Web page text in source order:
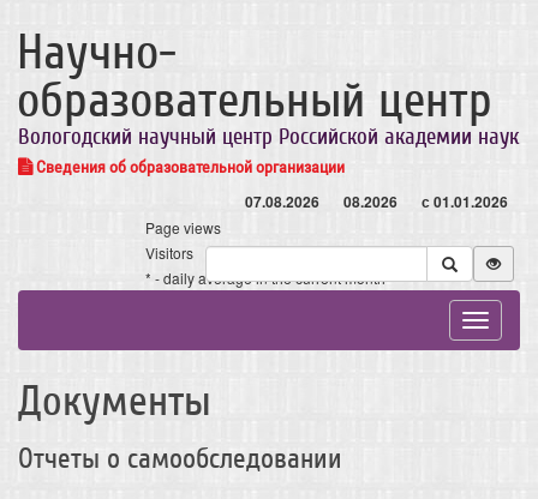
Научно-
образовательный центр
Вологодский научный центр Российской академии наук
Сведения об образовательной организации
07.08.2026 08.2026 с 01.01.2026
Page views
Visitors
* - daily average in the current month
Toggle
Документы
Отчеты о самообследовании